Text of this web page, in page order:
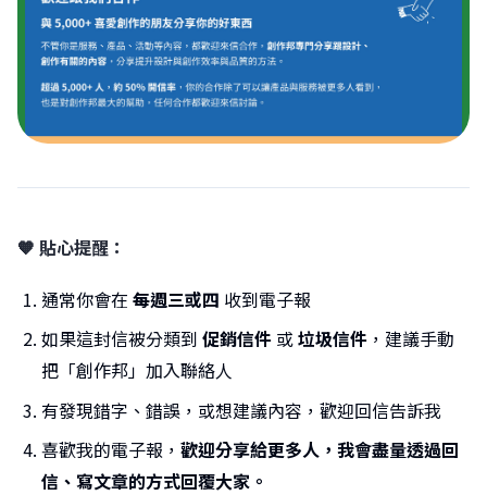
🧡 貼心提醒：
通常你會在每週三或四 收到電子報
如果這封信被分類到促銷信件 或垃圾信件 ，建議手動
把「創作邦」加入聯絡人
有發現錯字、錯誤，或想建議內容，歡迎回信告訴我
喜歡我的電子報，歡迎分享給更多人，我會盡量透過回
信、寫文章的方式回覆大家。